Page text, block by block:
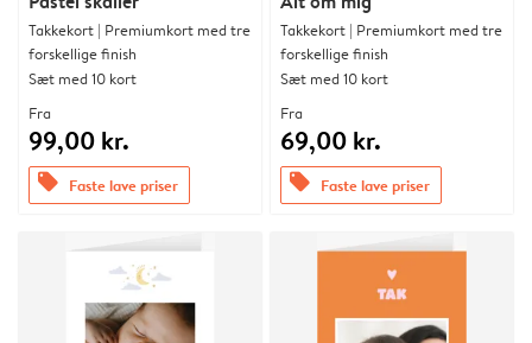
Takkekort | Premiumkort med tre
forskellige finish
Sæt med 10 kort
Fra
99,00 kr.
offers Faste lave priser
Takkekort | Premiumkort med tre
forskellige finish
Sæt med 10 kort
Fra
69,00 kr.
offers Faste lave priser